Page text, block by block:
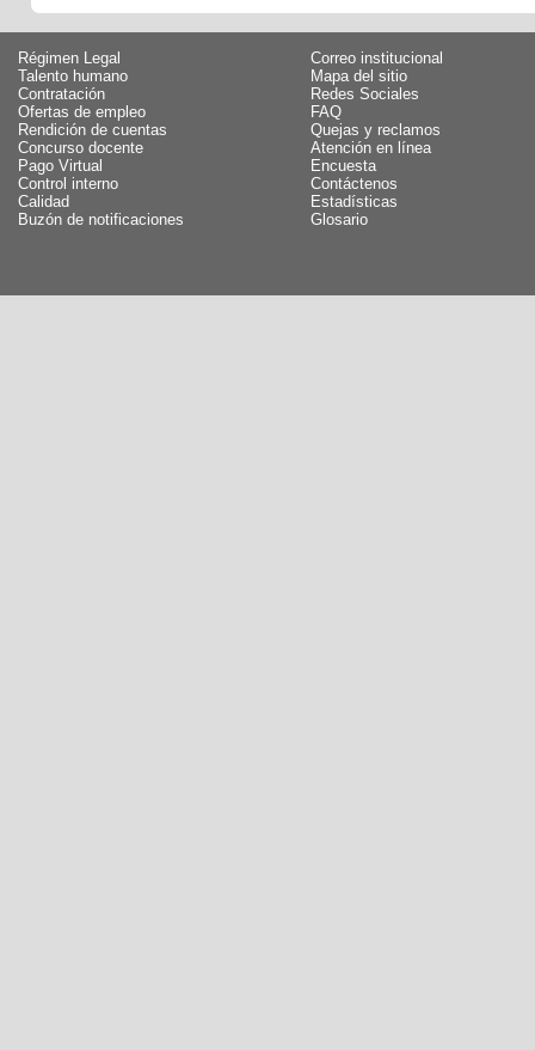
Régimen Legal
Talento humano
Contratación
Ofertas de empleo
Rendición de cuentas
Concurso docente
Pago Virtual
Control interno
Calidad
Buzón de notificaciones
Correo institucional
Mapa del sitio
Redes Sociales
FAQ
Quejas y reclamos
Atención en línea
Encuesta
Contáctenos
Estadísticas
Glosario